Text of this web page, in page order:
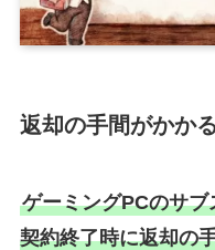
返却の手間がかかる
ゲーミングPCのサ
契約終了時に返却の